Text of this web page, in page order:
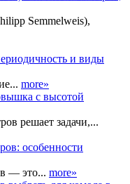
Semmelweis),
more»
решает задачи,...
— это... more»